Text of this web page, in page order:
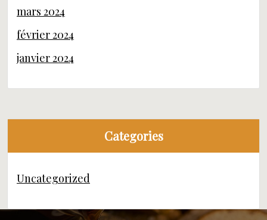
mars 2024
février 2024
janvier 2024
Categories
Uncategorized